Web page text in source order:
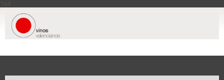
164